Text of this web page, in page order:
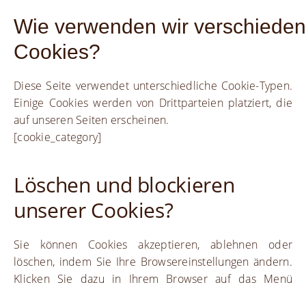
Wie verwenden wir
Cookies?
Diese Seite verwendet unterschiedliche Cookie-Typen.
Einige Cookies werden von Drittparteien platziert, die
auf unseren Seiten erscheinen.
[cookie_category]
Löschen und blockieren
unserer Cookies?
Sie können Cookies akzeptieren, ablehnen oder
löschen, indem Sie Ihre Browsereinstellungen ändern.
Klicken Sie dazu in Ihrem Browser auf das Menü